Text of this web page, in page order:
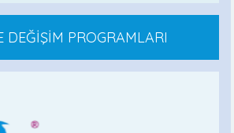
DEĞİŞİM PROGRAMLARI